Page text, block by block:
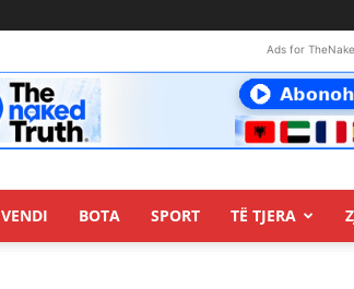
Ads for
VENDI BOTA SPORT TË TJERA